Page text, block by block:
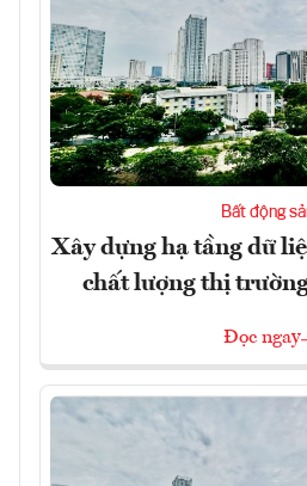
Bất động
Xây dựng hạ tầng dữ
chất lượng thị
Đọc ngay